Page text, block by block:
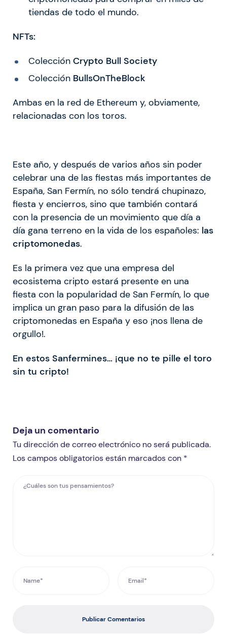
tiendas de todo el mundo.
NFTs:
Colección Crypto Bull Society
ColecciónBullsOnTheBlock
Ambas en la red de Ethereum y, obviamente,
relacionadas con los toros.
Este año, y después de varios años sin poder
celebrar una de las fiestas más importantes de
España, San Fermín, no sólo tendrá chupinazo,
fiesta y encierros, sino que también contará
con la presencia de un movimiento que día a
día gana terreno en la vida de los españoles: las
criptomonedas.
Es la primera vez que una empresa del
ecosistema cripto estará presente en una
fiesta con la popularidad de San Fermín, lo que
implica un gran paso para la difusión de las
criptomonedas en España y eso ¡nos llena de
orgullo!.
En estos Sanfermines… ¡que no te pille el toro
sin tu cripto!
Deja un comentario
Tu dirección de correo electrónico no será publicada.
Los campos obligatorios están marcados con *
Publicar Comentarios